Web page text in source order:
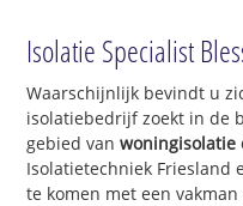
Isolatie Specialist
Waarschijnlijk bevindt u
isolatiebedrijf zoekt in de
gebied vanwoningisolatie
Isolatietechniek Friesland
te komen met een